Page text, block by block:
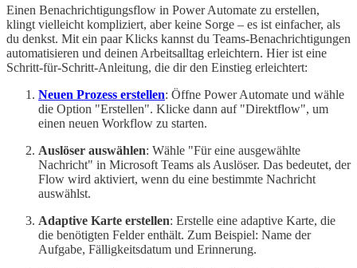
Einen Benachrichtigungsflow in Power Automate zu erstellen,
klingt vielleicht kompliziert, aber keine Sorge – es ist einfacher, als
du denkst. Mit ein paar Klicks kannst du Teams-Benachrichtigungen
automatisieren und deinen Arbeitsalltag erleichtern. Hier ist eine
Schritt-für-Schritt-Anleitung, die dir den Einstieg erleichtert:
Neuen Prozess erstellen: Öffne Power Automate und wähle
die Option "Erstellen". Klicke dann auf "Direktflow", um
einen neuen Workflow zu starten.
Auslöser auswählen: Wähle "Für eine ausgewählte
Nachricht" in Microsoft Teams als Auslöser. Das bedeutet, der
Flow wird aktiviert, wenn du eine bestimmte Nachricht
auswählst.
Adaptive Karte erstellen: Erstelle eine adaptive Karte, die
die benötigten Felder enthält. Zum Beispiel: Name der
Aufgabe, Fälligkeitsdatum und Erinnerung.